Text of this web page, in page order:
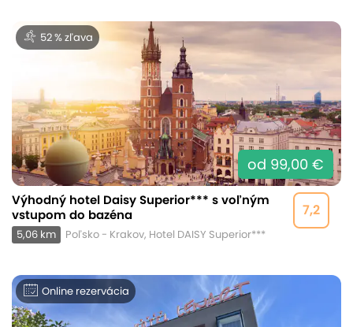
52 % zľava
od 99,00 €
7,2
Výhodný hotel Daisy Superior*** s voľným
vstupom do bazéna
5,06 km Poľsko - Krakov, Hotel DAISY Superior***
Online rezervácia